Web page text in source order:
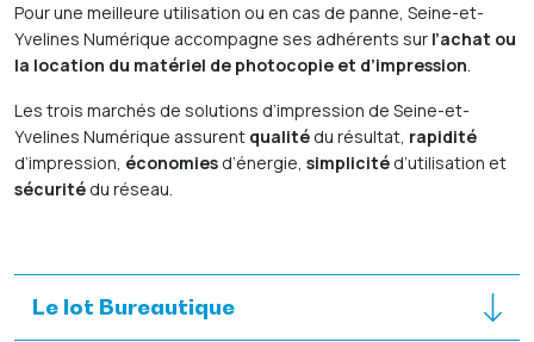
Pour une meilleure utilisation ou en cas de panne, Seine-et-
Yvelines Numérique accompagne ses adhérents sur l’achat ou
la location du matériel de photocopie et d’impression.
Les trois marchés de solutions d’impression de Seine-et-
Yvelines Numérique assurent qualité du résultat, rapidité
d’impression, économies d’énergie, simplicité d’utilisation et
sécurité du réseau.
Le lot Bureautique